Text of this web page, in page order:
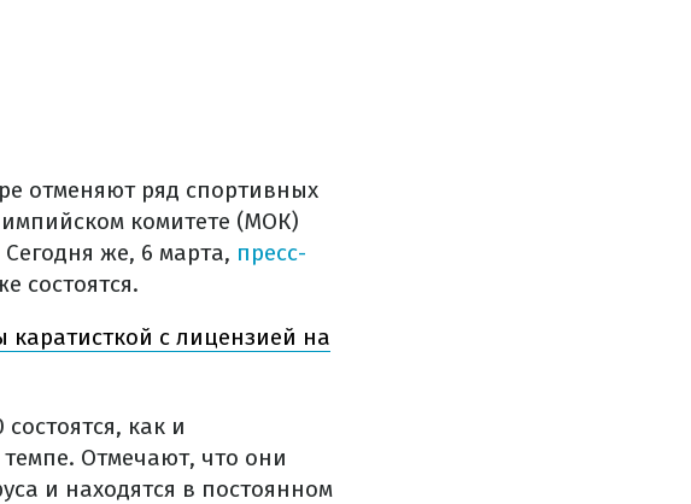
отменяют ряд спортивных
комитете (МОК)
же, 6 марта, пресс-
состоятся.
с лицензией на
как и
Отмечают, что они
и находятся в постоянном